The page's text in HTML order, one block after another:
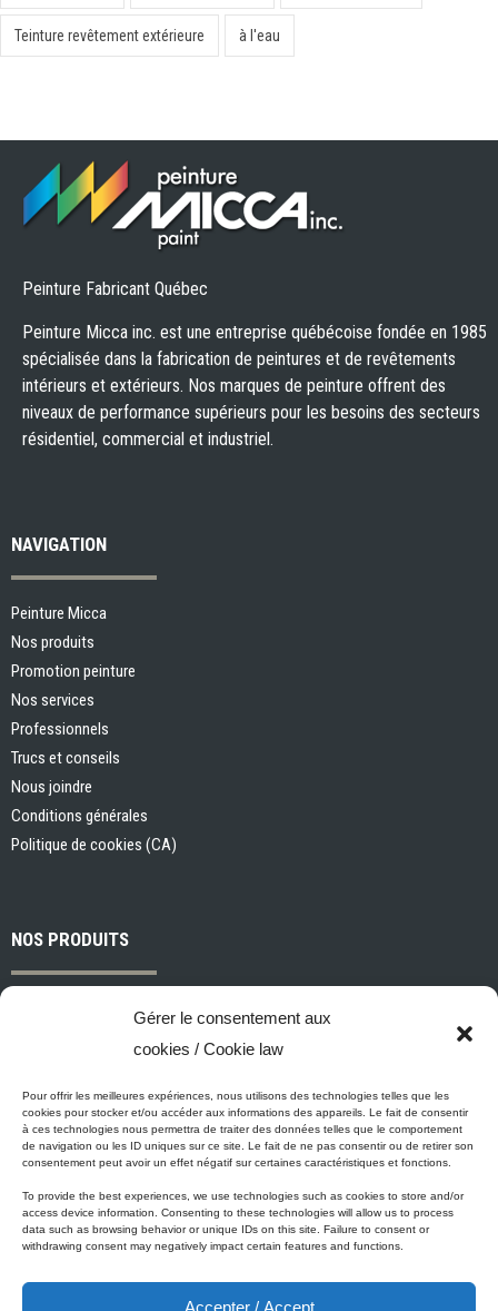
Gérer le consentement aux
cookies / Cookie law
Pour offrir les meilleures expériences, nous utilisons des technologies telles que les
cookies pour stocker et/ou accéder aux informations des appareils. Le fait de consentir
à ces technologies nous permettra de traiter des données telles que le comportement
de navigation ou les ID uniques sur ce site. Le fait de ne pas consentir ou de retirer son
consentement peut avoir un effet négatif sur certaines caractéristiques et fonctions.
To provide the best experiences, we use technologies such as cookies to store and/or
access device information. Consenting to these technologies will allow us to process
data such as browsing behavior or unique IDs on this site. Failure to consent or
withdrawing consent may negatively impact certain features and functions.
Accepter / Accept
Teinture revêtement extérieure à l'eau
Peinture Fabricant Québec
Peinture Micca inc. est une entreprise québécoise fondée en 1985
spécialisée dans la fabrication de peintures et de revêtements
intérieurs et extérieurs. Nos marques de peinture offrent des
niveaux de performance supérieurs pour les besoins des secteurs
résidentiel, commercial et industriel.
NAVIGATION
Peinture Micca
Nos produits
Promotion peinture
Nos services
Professionnels
Trucs et conseils
Nous joindre
Conditions générales
Politique de cookies (CA)
NOS PRODUITS
Peintures et apprêts d’intérieur
Industriel, commercial et municipal
Nettoyage, préparation des surfaces et divers
Outils et accessoires de peinture
ÉCO-PROMESSE DE MICCA